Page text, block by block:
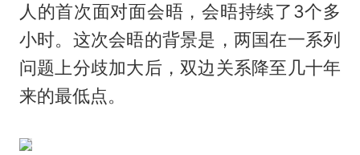
人的首次面对面会晤，会晤持续了3个多
小时。这次会晤的背景是，两国在一系列
问题上分歧加大后，双边关系降至几十年
来的最低点。